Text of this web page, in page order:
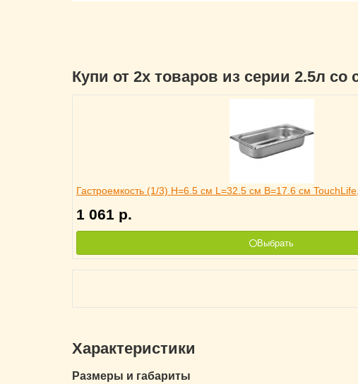
Купи от 2х товаров из серии 2.5л со
Гастроемкость (1/3) H=6.5 см L=32.5 см B=17.6 см
1 061 р.
Выбрать
Характеристики
Размеры и габариты